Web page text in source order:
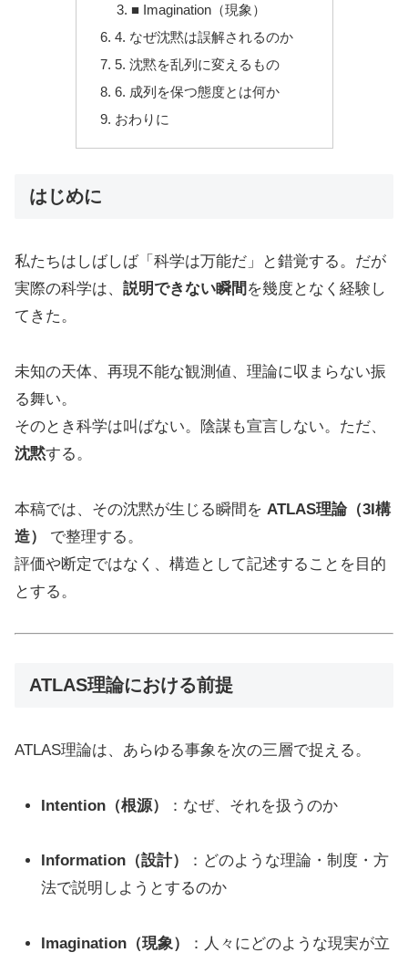
■ Imagination（現象）
4. なぜ沈黙は誤解されるのか
5. 沈黙を乱列に変えるもの
6. 成列を保つ態度とは何か
おわりに
はじめに
私たちはしばしば「科学は万能だ」と錯覚する。だが
実際の科学は、 説明できない瞬間 を幾度となく経験し
てきた。
未知の天体、再現不能な観測値、理論に収まらない振
る舞い。
そのとき科学は叫ばない。陰謀も宣言しない。ただ、
沈黙する。
本稿では、その沈黙が生じる瞬間を ATLAS理論（3I構
造）
で整理する。
評価や断定ではなく、構造として記述することを目的
とする。
ATLAS理論における前提
ATLAS理論は、あらゆる事象を次の三層で捉える。
Intention（根源） ：なぜ、それを扱うのか
Information（設計）
：どのような理論・制度・方
法で説明しようとするのか
Imagination（現象）
：人々にどのような現実が立